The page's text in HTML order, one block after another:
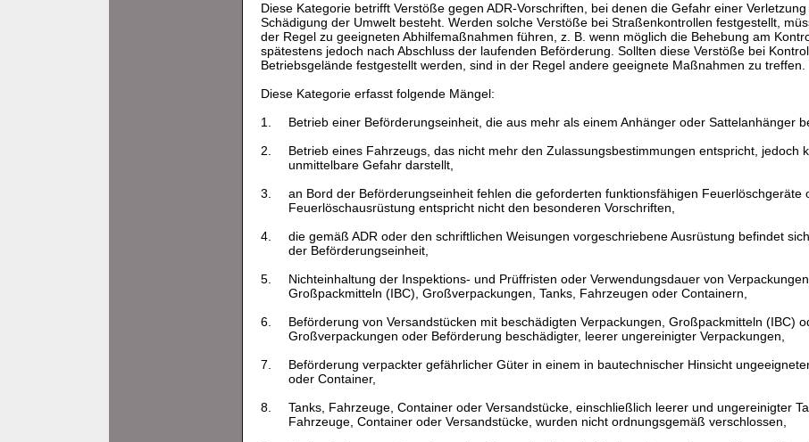
Diese Kategorie betrifft Verstöße gegen ADR-Vorschriften, bei denen die Gefahr einer
Schädigung der Umwelt besteht. Werden solche Verstöße bei Straßenkontrollen festgestellt,
der Regel zu geeigneten Abhilfemaßnahmen führen, z. B. wenn möglich die Behebung am
spätestens jedoch nach Abschluss der laufenden Beförderung. Sollten diese Verstöße bei
Betriebsgelände festgestellt werden, sind in der Regel andere geeignete Maßnahmen zu treffen.
Diese Kategorie erfasst folgende Mängel:
1.
Betrieb einer Beförderungseinheit, die aus mehr als einem Anhänger oder Sattelanhänger
2.
Betrieb eines Fahrzeugs, das nicht mehr den Zulassungsbestimmungen entspricht, jedoch
unmittelbare Gefahr darstellt,
3.
an Bord der Beförderungseinheit fehlen die geforderten funktionsfähigen Feuerlöschgeräte
Feuerlöschausrüstung entspricht nicht den besonderen Vorschriften,
4.
die gemäß ADR oder den schriftlichen Weisungen vorgeschriebene Ausrüstung befindet
der Beförderungseinheit,
5.
Nichteinhaltung der Inspektions- und Prüffristen oder Verwendungsdauer von Verpackungen,
Großpackmitteln (IBC), Großverpackungen, Tanks, Fahrzeugen oder Containern,
6.
Beförderung von Versandstücken mit beschädigten Verpackungen, Großpackmitteln (IBC)
Großverpackungen oder Beförderung beschädigter, leerer ungereinigter Verpackungen,
7.
Beförderung verpackter gefährlicher Güter in einem in bautechnischer Hinsicht
oder Container,
8.
Tanks, Fahrzeuge, Container oder Versandstücke, einschließlich leerer und ungereinigter
Fahrzeuge, Container oder Versandstücke, wurden nicht ordnungsgemäß verschlossen,